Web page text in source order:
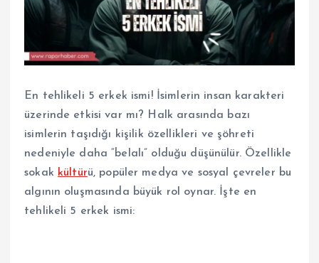
En tehlikeli 5 erkek ismi! İsimlerin insan karakteri
üzerinde etkisi var mı? Halk arasında bazı
isimlerin taşıdığı kişilik özellikleri ve şöhreti
nedeniyle daha “belalı” olduğu düşünülür. Özellikle
sokak kültürü, popüler medya ve sosyal çevreler bu
algının oluşmasında büyük rol oynar. İşte en
tehlikeli 5 erkek ismi: